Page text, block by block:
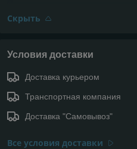
Скрыть
Условия доставки
Доставка курьером
Транспортная компания
Доставка "Самовывоз"
Все условия доставки